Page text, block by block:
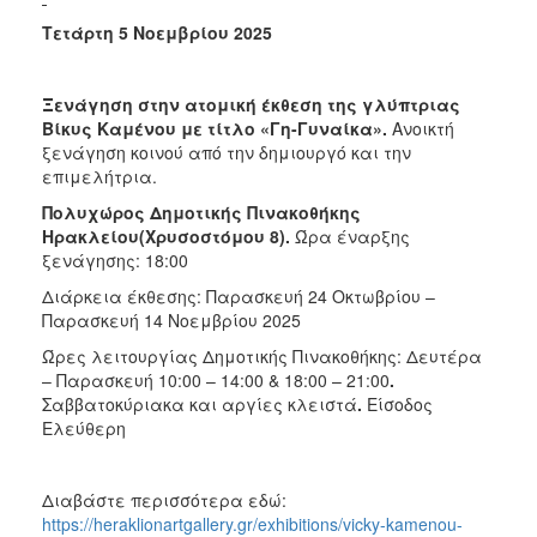
Τετάρτη 5 Νοεμβρίου 2025
Ξενάγηση στην ατομική έκθεση της γλύπτριας
Βίκυς Καμένου με τίτλο «Γη-Γυναίκα». Ανοικτή
ξενάγηση κοινού από την δημιουργό και την
επιμελήτρια.
Πολυχώρος Δημοτικής Πινακοθήκης
Ηρακλείου(Χρυσοστόμου 8). Ώρα έναρξης
ξενάγησης: 18:00
Διάρκεια έκθεσης: Παρασκευή 24 Οκτωβρίου –
Παρασκευή 14 Νοεμβρίου 2025
Ώρες λειτουργίας Δημοτικής Πινακοθήκης: Δευτέρα
– Παρασκευή 10:00 – 14:00 & 18:00 – 21:00.
Σαββατοκύριακα και αργίες κλειστά. Είσοδος
Ελεύθερη
Διαβάστε περισσότερα εδώ:
https://heraklionartgallery.gr/exhibitions/vicky-kamenou-